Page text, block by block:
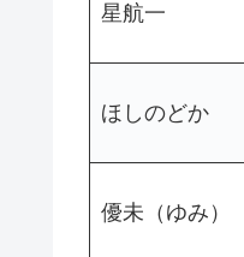
星航一
ほしのどか
優未（ゆみ）